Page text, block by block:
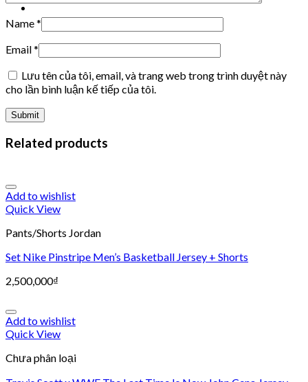
Name*
Email*
Lưu tên của tôi, email, và trang web trong trình duyệt này
cho lần bình luận kế tiếp của tôi.
Related products
Add to wishlist
Quick View
Pants/Shorts Jordan
Set Nike Pinstripe Men’s Basketball Jersey + Shorts
2,500,000₫
Add to wishlist
Quick View
Chưa phân loại